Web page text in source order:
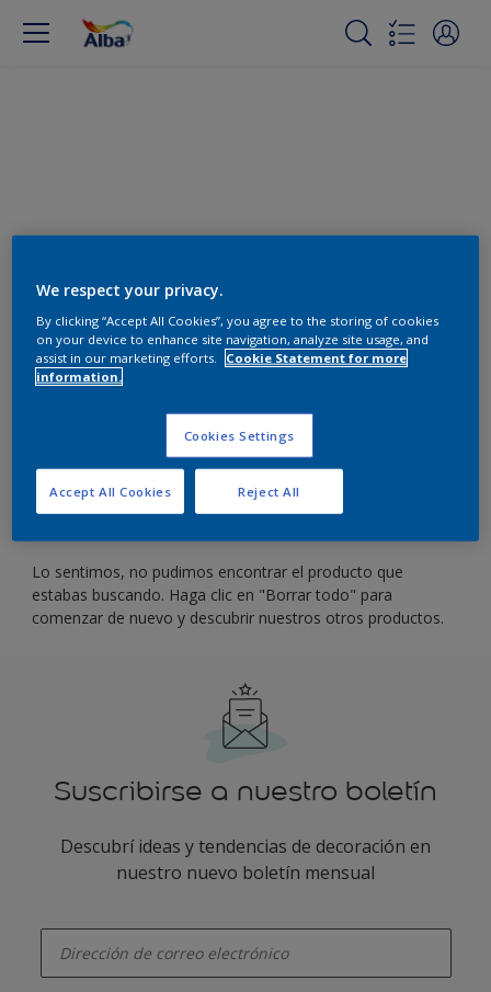
Encuentra los productos para
tu proyecto
Produtos encontrados
Filter
Lo sentimos, no pudimos encontrar el producto que
estabas buscando. Haga clic en "Borrar todo" para
comenzar de nuevo y descubrir nuestros otros productos.
Suscribirse a nuestro boletín
Descubrí ideas y tendencias de decoración en
nuestro nuevo boletín mensual
We respect your privacy.
By clicking “Accept All Cookies”, you agree to the storing of cookies
on your device to enhance site navigation, analyze site usage, and
assist in our marketing efforts.
Cookie Statement for more
information.
Cookies Settings
Reject All
Accept All Cookies